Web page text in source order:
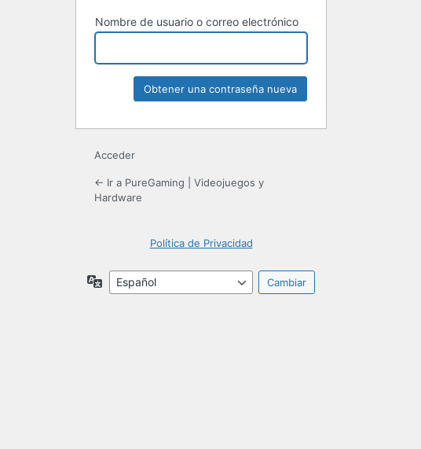
Nombre de usuario o correo electrónico
Acceder
← Ir a PureGaming | Videojuegos y
Hardware
Política de Privacidad
Idioma